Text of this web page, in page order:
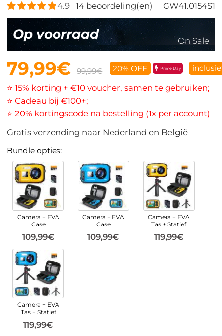
4.9 14beoordeling(en) GW41.0154S1
Op voorraad On Sale
79,99€ 99,99€ 20% OFF Prime Day
⭐ 15% korting + €10 voucher, samen te gebruiken;
⭐ Cadeau bij €100+;
⭐ 20% kortingscode na bestelling (1x per account)
Gratis verzending naar Nederland en België
Bundle opties:
Camera + EVA
Case
109,99€
Camera + EVA
Case
109,99€
Camera + EVA
Tas + Statief
119,99€
Camera + EVA
Tas + Statief
119,99€